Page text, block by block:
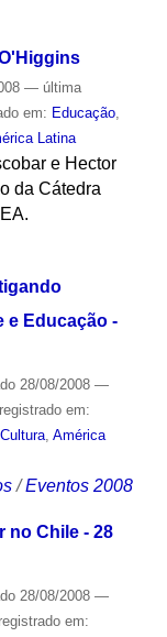
— última
em: Educação,
Latina
e Hector
da Cátedra
e Educação -
28/08/2008 —
em:
Cultura, América
/Eventos 2008
no Chile - 28
28/08/2008 —
em: